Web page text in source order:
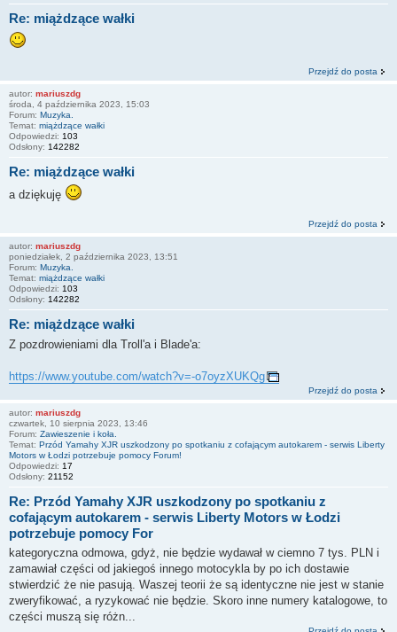
Re: miążdzące wałki
Przejdź do posta
autor: mariuszdg
środa, 4 października 2023, 15:03
Forum: Muzyka.
Temat: miążdzące wałki
Odpowiedzi: 103
Odsłony: 142282
Re: miążdzące wałki
a dziękuję
Przejdź do posta
autor: mariuszdg
poniedziałek, 2 października 2023, 13:51
Forum: Muzyka.
Temat: miążdzące wałki
Odpowiedzi: 103
Odsłony: 142282
Re: miążdzące wałki
Z pozdrowieniami dla Troll'a i Blade'a:
https://www.youtube.com/watch?v=-o7oyzXUKQg
Przejdź do posta
autor: mariuszdg
czwartek, 10 sierpnia 2023, 13:46
Forum: Zawieszenie i koła.
Temat: Przód Yamahy XJR uszkodzony po spotkaniu z cofającym autokarem - serwis Liberty
Motors w Łodzi potrzebuje pomocy Forum!
Odpowiedzi: 17
Odsłony: 21152
Re: Przód Yamahy XJR uszkodzony po spotkaniu z
cofającym autokarem - serwis Liberty Motors w Łodzi
potrzebuje pomocy For
kategoryczna odmowa, gdyż, nie będzie wydawał w ciemno 7 tys. PLN i
zamawiał części od jakiegoś innego motocykla by po ich dostawie
stwierdzić że nie pasują. Waszej teorii że są identyczne nie jest w stanie
zweryfikować, a ryzykować nie będzie. Skoro inne numery katalogowe, to
części muszą się różn...